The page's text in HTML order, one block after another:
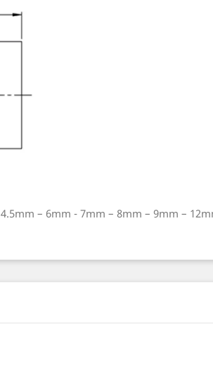
– 6mm - 7mm – 8mm – 9mm –